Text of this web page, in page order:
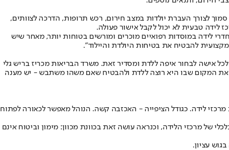
לצורך העברת יולדות במצב חירום, רכש תרופות, הדרכה לצוותים,
לידה במוסדות רפואיים מוכרים ומורשים בטוחות יותר, מאחר שיש
להבטיח את בטיחות היולדת והיילוד".
אישה לבחור איפה ללדת ומסדיר זאת. משרד הבריאות מכריז בריש גלי
את המקום שבו היא רוצה ללדת ולהבטיח שאם משהו משתבש - יש מענה
מרכזי לידה. כגודל הציפייה - האכזבה קשה. הנוהל מאפשר לכאורה לפתוח
של מרכזי הלידה, וכנראה עושה זאת בכוונת מכוון: מימון וביטוח אינם
עציון.